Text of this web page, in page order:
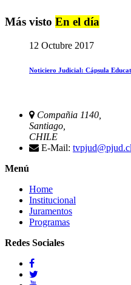
Más visto En el día
12 Octubre 2017
Noticiero Judicial: Cápsula
Compañia 1140,
Santiago,
CHILE
E-Mail: tvpjud@pjud.cl
Menú
Home
Institucional
Juramentos
Programas
Redes Sociales